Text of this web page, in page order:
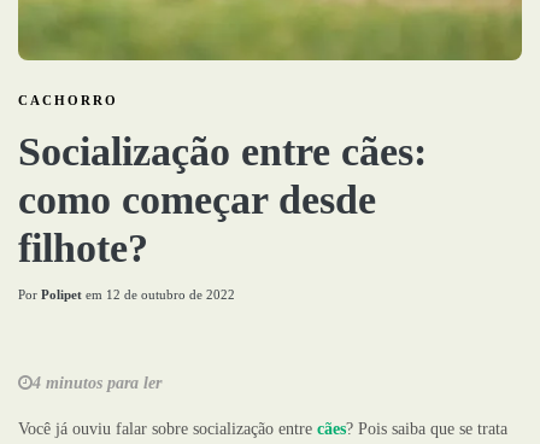
CACHORRO
Socialização entre cães:
como começar desde
filhote?
Por Polipet em 12 de outubro de 2022
4 minutos para ler
Você já ouviu falar sobre socialização entre cães? Pois saiba que se trata